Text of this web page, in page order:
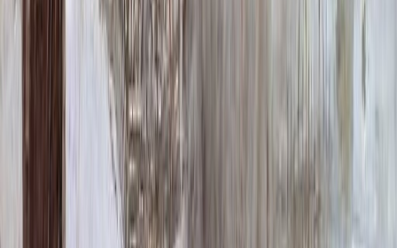
При изготовлении модели КК01 используются материалы
высочайшего качества, такие как натуральный гранит или
литьевой мрамор, что гарантирует устойчивость к любым
погодным условиям — от морозов до палящего солнца.
Поверхность устойчива к выцветанию и механическим
воздействиям, сохраняя первоначальный вид на десятилетия.
Важным преимуществом КК01 является возможность
персонализации. На монумент может быть нанесена
гравировка — имя, даты, эпитафия или памятный символ.
Это позволяет создать уникальный объект, отражающий
индивидуальность и жизненный путь человека. Мы
предлагаем помощь в разработке эскиза и выбору шрифта для